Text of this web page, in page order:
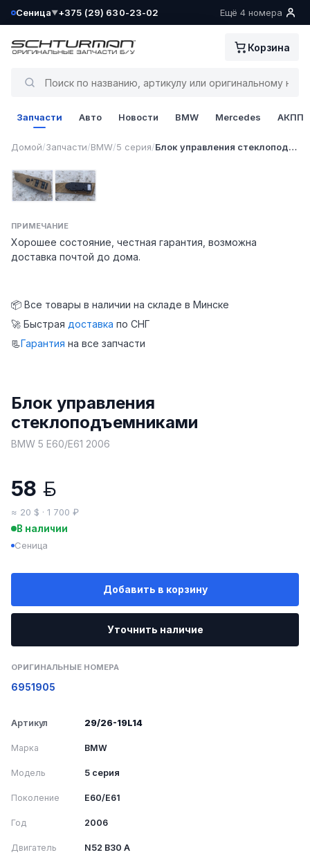
Сеница▼
Ваш склад определён как:
+375 (29) 630-23-02 Ещё 4 номера
Корзина
Запчасти Авто Новости BMW Mercedes АКПП
Домой/Запчасти/BMW/5 серия/ Блок управления стеклоподъемниками
1 / 2
ПРИМЕЧАНИЕ
Хорошее состояние, честная гарантия, возможна
доставка почтой до дома.
📦 Все товары в наличии на складе в Минске
🚀 Быстрая доставка по СНГ
📃Гарантия на все запчасти
Блок управления
стеклоподъемниками
BMW 5 E60/E61 2006
58
≈ 20 $ · 1 700 ₽
В наличии
Сеница
Добавить в корзину
Уточнить наличие
ОРИГИНАЛЬНЫЕ НОМЕРА
6951905
Артикул 29/26-19L14
Марка BMW
Модель 5 серия
Поколение E60/E61
Год 2006
Двигатель N52 B30 A